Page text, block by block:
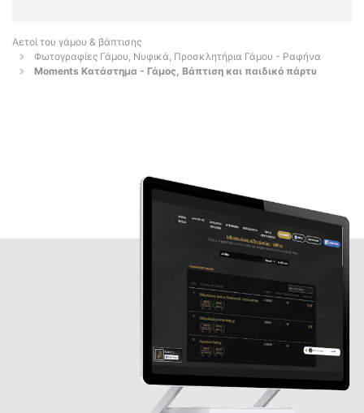
Αετοί του γάμου & βάπτισης
Φωτογραφίες Γάμου, Νυφικά, Προσκλητήρια Γάμου - Ραφήνα
Moments Κατάστημα - Γάμος, Βάπτιση και παιδικό πάρτυ